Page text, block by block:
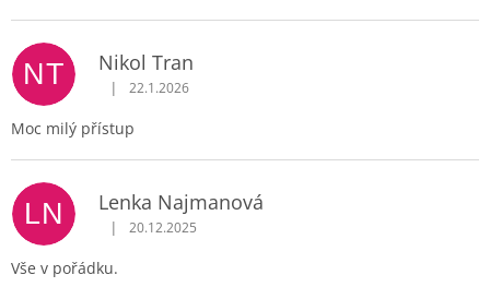
NT Nikol Tran
Hodnocení obchodu je 5 z 5 hvězdiček.
| 22.1.2026
Moc milý přístup
LN Lenka Najmanová
Hodnocení obchodu je 5 z 5 hvězdiček.
| 20.12.2025
Vše v pořádku.